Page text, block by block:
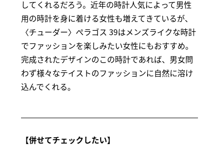
してくれるだろう。近年の時計人気によって男性
用の時計を身に着ける女性も増えてきているが、
〈チューダー〉ぺラゴス 39はメンズライクな時計
でファッションを楽しみたい女性にもおすすめ。
完成されたデザインのこの時計であれば、男女問
わず様々なテイストのファッションに自然に溶け
込んでくれる。
【併せてチェックしたい】